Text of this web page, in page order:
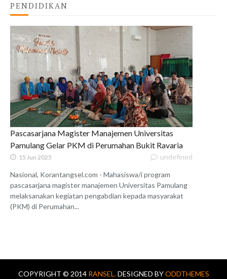
PENDIDIKAN
Pascasarjana Magister Manajemen Universitas
Pamulang Gelar PKM di Perumahan Bukit Ravaria
15 Jun 2025 undefined
Nasional, Korantangsel.com - Mahasiswa/i program
pascasarjana magister manajemen Universitas Pamulang
melaksanakan kegiatan pengabdian kepada masyarakat
(PKM) di Perumahan...
COPYRIGHT © 2014 RANSEL.DESIGNED BYODDTHEMES